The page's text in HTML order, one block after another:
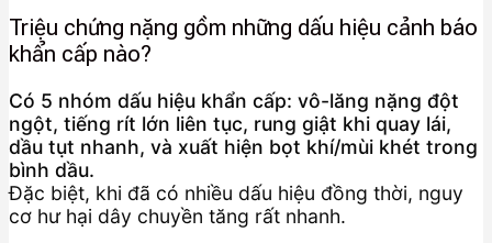
Triệu chứng nặng gồm những dấu hiệu cảnh báo
khẩn cấp nào?
Có 5 nhóm dấu hiệu khẩn cấp: vô-lăng nặng đột
ngột, tiếng rít lớn liên tục, rung giật khi quay lái,
dầu tụt nhanh, và xuất hiện bọt khí/mùi khét trong
bình dầu.
Đặc biệt, khi đã có nhiều dấu hiệu đồng thời, nguy
cơ hư hại dây chuyền tăng rất nhanh.